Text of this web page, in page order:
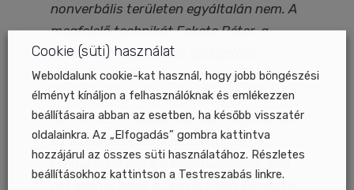
nonverbális területen egyáltalán nem. A
megfelelő technikát Fekete Péter, a
Fővárosi Nagycirkusz igazgatója
évekkel ezelőtt, több színésszel
kísérletezte ki a színházból merítkezve,
de a cirkuszi előadásoknak megfelelően.
Az előadások alatt mobil audio-
rendszerrel zajlik a kommunikáció, ami
Cookie (süti) használat
Weboldalunk cookie-kat használ, hogy jobb böngészési
élményt kínáljon a felhasználóknak és emlékezzen
beállításaira abban az esetben, ha később visszatér
oldalainkra. Az „Elfogadás” gombra kattintva
hozzájárul az összes süti használatához. Részletes
beállításokhoz kattintson a Testreszabás linkre.